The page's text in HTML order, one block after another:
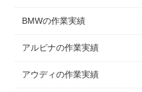
BMWの作業実績
アルピナの作業実績
アウディの作業実績